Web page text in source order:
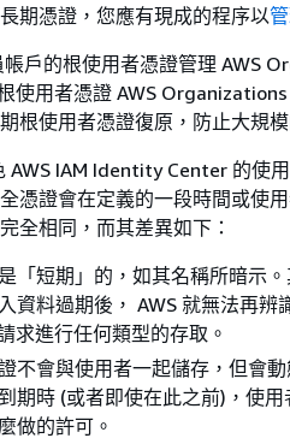
期憑證，您應有現成的程序以
戶的根使用者憑證管理 AWS
使用者憑證 AWS Organizations
根使用者憑證復原，防止大規
AWS IAM Identity Center 的使
憑證會在定義的一段時間或使
全相同，而其差異如下：
「短期」 的，如其名稱所暗示
資料過期後， AWS 就無法再
求進行任何類型的存取。
不會與使用者一起儲存，但會
期時 (或者即使在此之前)，使
做的許可。